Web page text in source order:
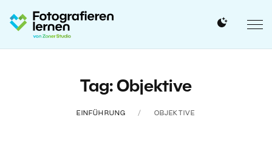
Tag: Objektive
EINFÜHRUNG OBJEKTIVE